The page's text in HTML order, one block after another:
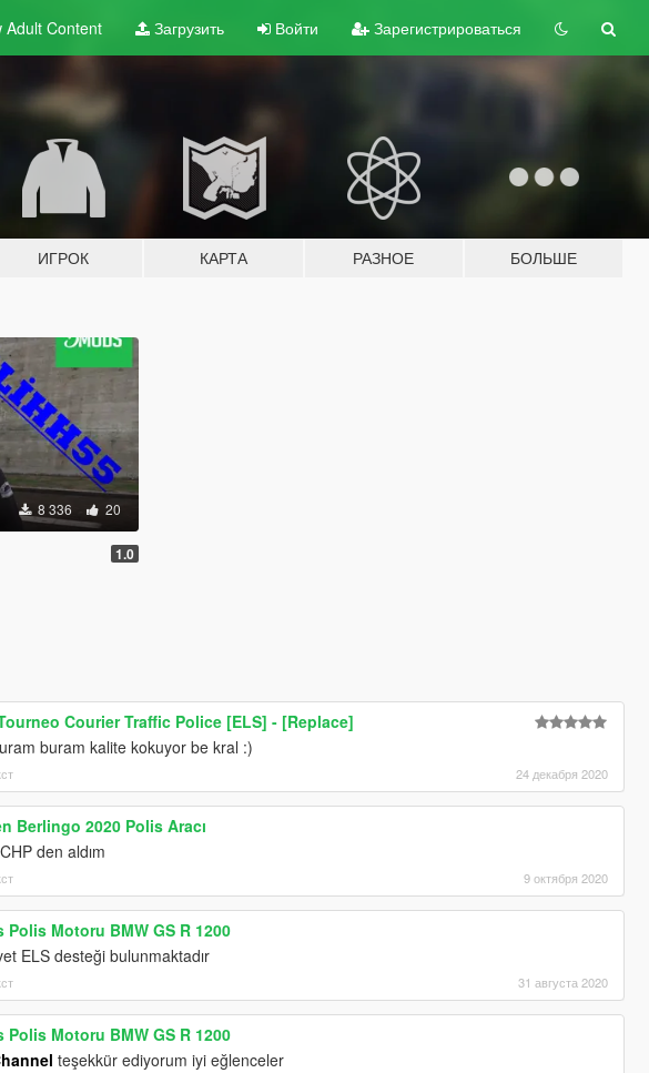
AdultContent Загрузить Войти Зарегистрироваться
ИГРОК КАРТА РАЗНОЕ БОЛЬШЕ
8 336 20
1.0
Courier Traffic Police [ELS] - [Replace]
buram kalite kokuyor be kral :)
24 декабря 2020
Berlingo 2020 Polis Aracı
CHP den aldım
9 октября 2020
Polis Motoru BMW GS R 1200
ELS desteği bulunmaktadır
31 августа 2020
Polis Motoru BMW GS R 1200
teşekkür ediyorum iyi eğlenceler